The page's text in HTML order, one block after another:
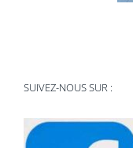
SUIVEZ-NOUS SUR :